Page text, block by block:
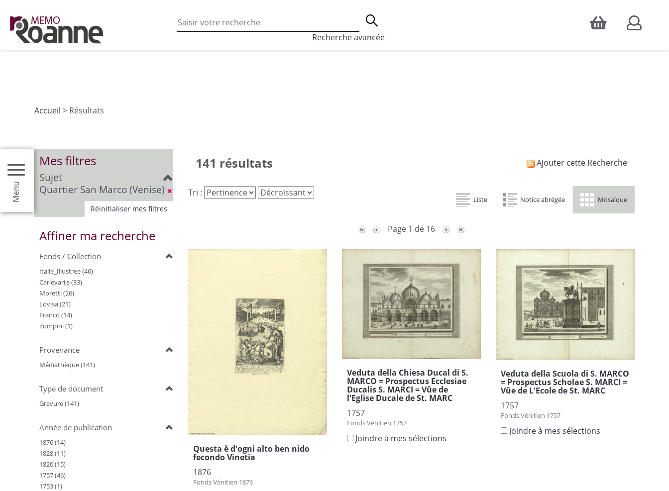
Accepter
En poursuivant votre navigation sur ce site vous acceptez l’utilisation des cookies, qui sont utilisés à des fins de statistiques d'audience, ainsi que pour
les fonctionnalités de partages de contenu sur les réseaux sociaux.
Recherche avancée
Menu
Accueil > Résultats
Mes filtres
Sujet
Quartier San Marco (Venise)
Réinitialiser mes filtres
Affiner ma recherche
Fonds / Collection
Italie_Illustree (46)
Carlevarijs (33)
Moretti (26)
Lovisa (21)
Franco (14)
Zompini (1)
Provenance
Médiathèque (141)
Type de document
Gravure (141)
Année de publication
1876 (14)
1828 (11)
1820 (15)
1757 (46)
1753 (1)
141 résultats Ajouter cette Recherche
Tri :
Liste Notice abrégée Mosaïque
Page 1 de 16
Questa è d'ogni alto ben nido
fecondo Vinetia
1876
Fonds Vénitien 1876
Veduta della Chiesa Ducal di S.
MARCO = Prospectus Ecclesiae
Ducalis S. MARCI = Vûe de
l'Eglise Ducale de St. MARC
1757
Fonds Vénitien 1757
Joindre à mes sélections
Veduta della Scuola di S. MARCO
= Prospectus Scholae S. MARCI =
Vûe de L'Ecole de St. MARC
1757
Fonds Vénitien 1757
Joindre à mes sélections